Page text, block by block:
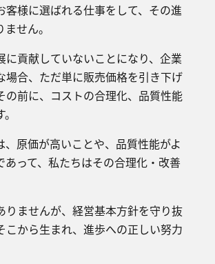
様に選ばれる仕事をして、その進
せん。
貢献していないことになり、企業
合、ただ単に販売価格を引き下げ
前に、コストの合理化、品質性能
原価が高いことや、品質性能がよ
って、私たちはその合理化・改善
ませんが、経営基本方針を守り抜
から生まれ、進歩への正しい努力